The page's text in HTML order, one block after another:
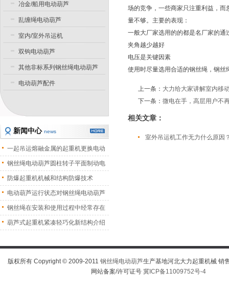
场的竞争，一些商家只注重利益，
量不够。主要的表现：
一般大厂家选用的的都是名厂家的通
夹角越少越好
电压是关键因素
使用时尽量选用合适的钢丝绳，钢
上一条： 大力给大家讲解室内移
下一条： 微电在手，高层用户不
相关文章：
室外吊运机工作无力什么原因
冶金/船用电动葫芦
乱缠绳电动葫芦
室内/室外吊运机
双钩电动葫芦
其他非标系列钢丝绳电动葫芦
电动葫芦配件
新闻中心 news
一起吊运熔融金属的起重机更换电动
葫 钢丝绳电动葫芦圆柱转子平面制动电
机
防爆起重机机械和结构防爆技术
电动葫芦运行状态对钢丝绳电动葫芦
振 钢丝绳在安装和使用过程中经常存在
的 葫芦式起重机紧凑轻巧化新结构介绍
版权所有 Copyright © 2009-2011 钢丝绳电动葫芦生产基地河北大力起重机械 销
网站备案/许可证号 冀ICP备11009752号-4